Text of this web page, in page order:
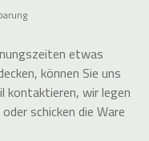
etwas
können Sie uns
kontaktieren, wir legen
schicken die Ware